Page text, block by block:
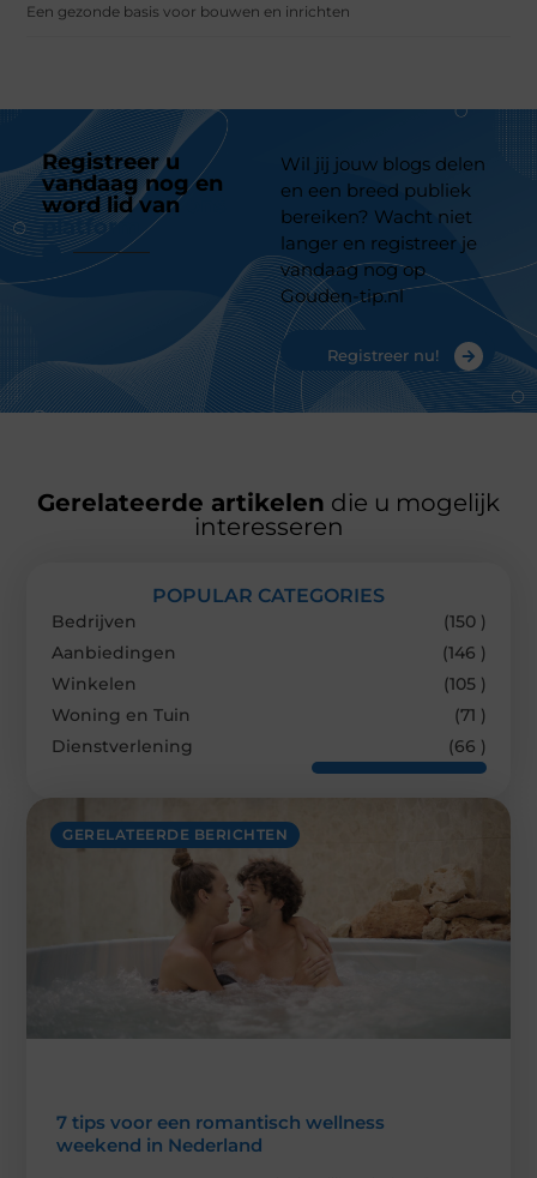
Een gezonde basis voor bouwen en inrichten
Registreer u
vandaag nog en
word lid van
platform
Wil jij jouw blogs delen
en een breed publiek
bereiken? Wacht niet
langer en registreer je
vandaag nog op
Gouden-tip.nl
Registreer nu!
Gerelateerde artikelen die u mogelijk
interesseren
GERELATEERDE BERICHTEN
7 tips voor een romantisch wellness
weekend in Nederland
POPULAR CATEGORIES
Bedrijven
(150 )
Aanbiedingen
(146 )
Winkelen
(105 )
Woning en Tuin
(71 )
Dienstverlening
(66 )